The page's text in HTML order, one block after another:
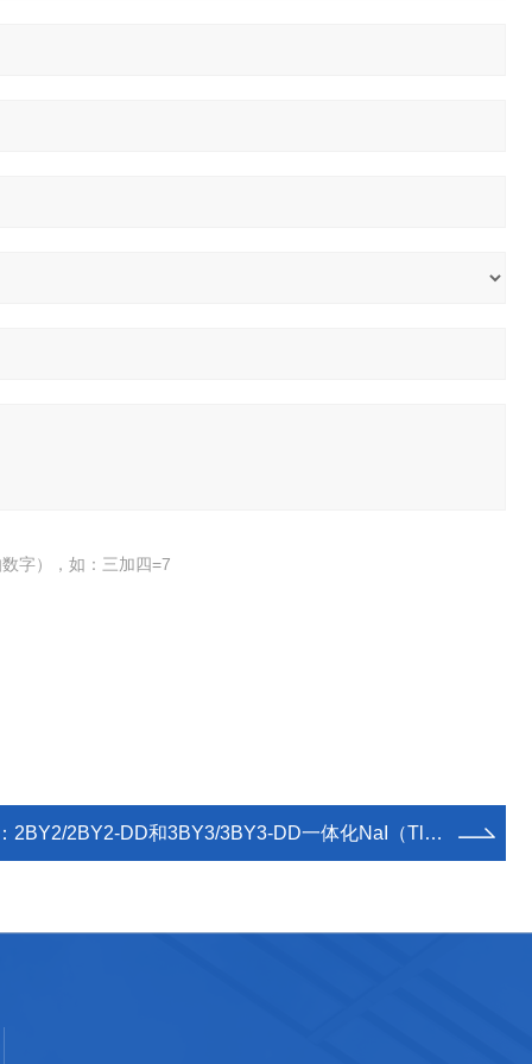
字），如：三加四=7
2BY2/2BY2-DD和3BY3/3BY3-DD一体化NaI（Tl）闪烁辐射探测器